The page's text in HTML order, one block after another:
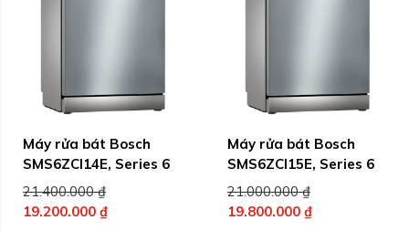
Máy rửa bát Bosch
SMS6ZCI14E, Series 6
21.400.000₫Giá
gốc
19.200.000 ₫
Máy rửa bát Bosch
SMS6ZCI15E, Series 6
21.000.000₫Giá
gốc
19.800.000 ₫